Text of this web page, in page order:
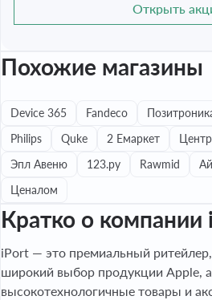
Открыть
Похожие магазины
Device 365 Fandeco
Philips
Quke 2 Емаркет Центр
Эпл Авеню
123.ру Rawmid
Ценалом
Кратко о компании
iPort — это премиальный
широкий выбор продукции Apple,
высокотехнологичные товары и